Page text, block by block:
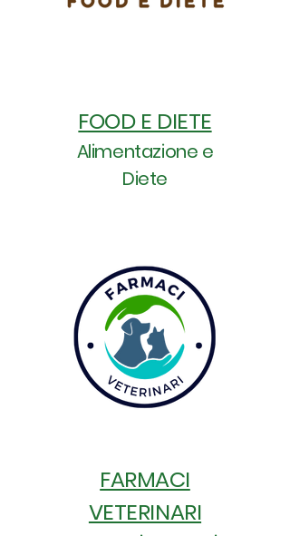
FOOD E DIETE
Alimentazione e
Diete
FARMACI
VETERINARI